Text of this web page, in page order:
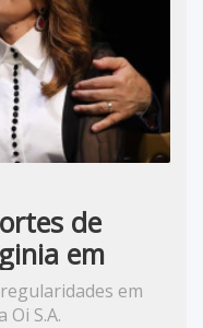
de
em
em
Oi S.A.